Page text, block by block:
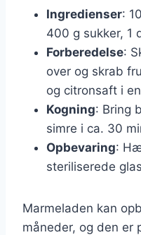
Ingredienser:
400 g sukker, 1
Forberedelse:
over og skrab
og citronsaft i
Kogning: Bring
simre i ca. 30
Opbevaring:
steriliserede
Marmeladen kan
måneder, og den er